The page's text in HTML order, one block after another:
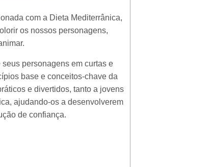
com a Dieta Mediterrânica,
os nossos personagens,
personagens em curtas e
base e conceitos-chave da
e divertidos, tanto a jovens
ajudando-os a desenvolverem
de confiança.